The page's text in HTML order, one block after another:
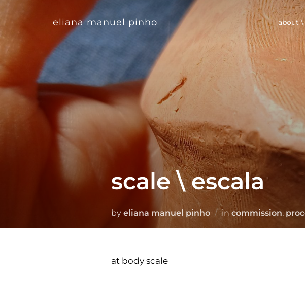
Skip
to
content
eliana manuel pinho about \
scale \ escala
by eliana manuel pinho in commission,
at body scale